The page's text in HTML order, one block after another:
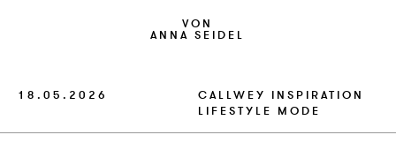
BLOG
JOBS
VON
ANNA SEIDEL
18.05.2026 CALLWEY INSPIRATION
LIFESTYLE MODE